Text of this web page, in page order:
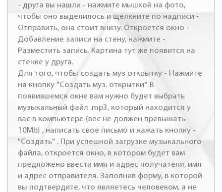
- друга вы нашли - нажмите мышкой на фото,
чтобы оно выделилось и щелкните по надписи -
Отправить, она стоит внизу. Откроется окно -
Добавление записи на стену, нажмите -
Разместить запись. Картина тут же появится на
стенке у друга.
Для того, чтобы создать муз открытку - Нажмите
на кнопку "Создать муз. открытки". В
появившемся окне вам нужно будет выбрать
музыкальный файл .mp3, который находится у
вас в компьютере (вес не должен превышать
10Mb) , написать свое письмо и нажать кнопку -
"Создать" . При успешной загрузке музыкального
файла, откроется окно, в котором будет вам
предложено ввести имя и адрес получателя, имя
и адрес отправителя. Заполнив форму, в которой
вы подтвердите, что являетесь человеком, а не